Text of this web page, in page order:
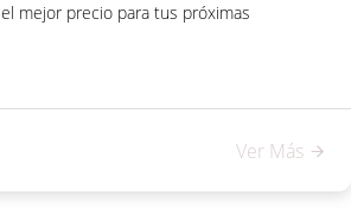
mejor precio para tus próximas
Ver Más